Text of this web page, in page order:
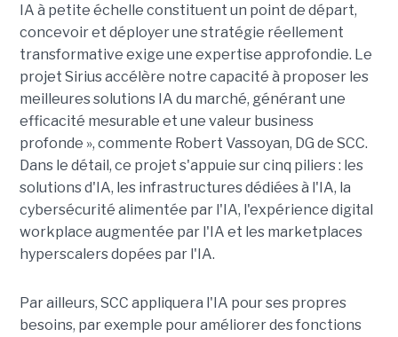
IA à petite échelle constituent un point de départ,
concevoir et déployer une stratégie réellement
transformative exige une expertise approfondie. Le
projet Sirius accélère notre capacité à proposer les
meilleures solutions IA du marché, générant une
efficacité mesurable et une valeur business
profonde », commente Robert Vassoyan, DG de SCC.
Dans le détail, ce projet s'appuie sur cinq piliers : les
solutions d'IA, les infrastructures dédiées à l'IA, la
cybersécurité alimentée par l'IA, l'expérience digital
workplace augmentée par l'IA et les marketplaces
hyperscalers dopées par l'IA.
Par ailleurs, SCC appliquera l'IA pour ses propres
besoins, par exemple pour améliorer des fonctions